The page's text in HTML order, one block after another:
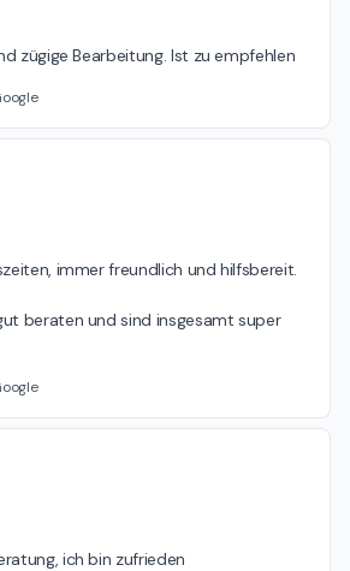
zügige Bearbeitung. Ist zu empfehlen
immer freundlich und hilfsbereit.
beraten und sind insgesamt super
ich bin zufrieden